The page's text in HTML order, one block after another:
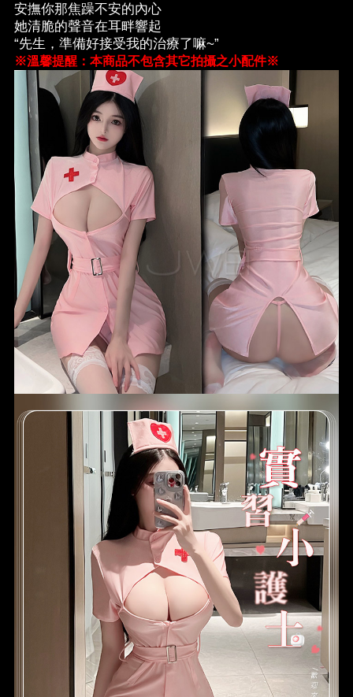
安撫你那焦躁不安的內心
她清脆的聲音在耳畔響起
“先生，準備好接受我的治療了嘛~”
※溫馨提醒：本商品不包含其它拍攝之小配件※